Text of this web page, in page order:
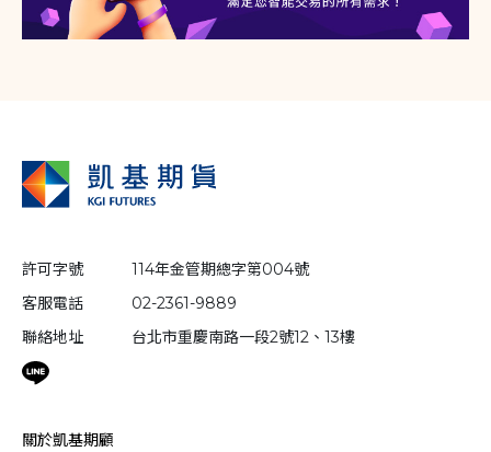
許可字號
114年金管期總字第004號
客服電話
02-2361-9889
聯絡地址
台北市重慶南路一段2號12、13樓
關於凱基期顧